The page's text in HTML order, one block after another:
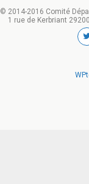
© 2014-2016 Comité
1 rue de Kerbriant